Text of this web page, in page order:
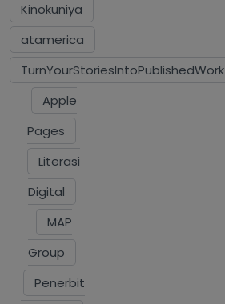
Kinokuniya
atamerica
TurnYourStoriesIntoPublishedWork
Apple
Pages
Literasi
Digital
MAP
Group
Penerbit